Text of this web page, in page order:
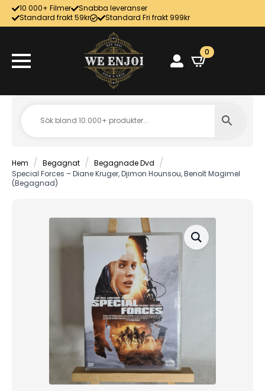
10 000+ Filmer
Snabba leveranser
Standard frakt 59kr
Standard Fri frakt 999kr
0
Hem Begagnat
Begagnade Dvd
Special Forces – Diane Kruger, Djimon Hounsou, Benoît Magimel
(Begagnad)